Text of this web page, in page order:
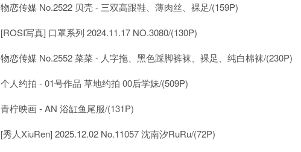
物恋传媒 No.2522 贝壳 - 三双高跟鞋、薄肉丝、裸足/(159P)
[ROSI写真] 口罩系列 2024.11.17 NO.3080/(130P)
物恋传媒 No.2552 菜菜 - 人字拖、黑色踩脚裤袜、裸足、纯白棉袜/(230P)
个人约拍 - 01号作品 草地约拍 00后学妹/(509P)
青柠映画 - AN 浴缸鱼尾服/(131P)
[秀人XiuRen] 2025.12.02 No.11057 沈南汐RuRu/(72P)